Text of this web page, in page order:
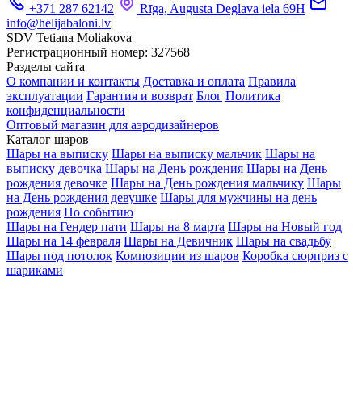
+371 287 62142
Rīga, Augusta Deglava iela 69H
info@helijabaloni.lv
SDV Tetiana Moliakova
Регистрационный номер: 327568
Разделы сайта
О компании и контакты Доставка и оплата Правила
эксплуатации Гарантия и возврат Блог Политика
конфиденциальности
Оптовый магазин для аэродизайнеров
Каталог шаров
Шары на выписку Шары на выписку мальчик Шары на
выписку девочка Шары на День рождения Шары на День
рождения девочке Шары на День рождения мальчику Шары
на День рождения девушке Шары для мужчины на день
рождения По событию
Шары на Гендер пати Шары на 8 марта Шары на Новый год
Шары на 14 февраля Шары на Девичник Шары на свадьбу
Шары под потолок Композиции из шаров Коробка сюрприз с
шариками